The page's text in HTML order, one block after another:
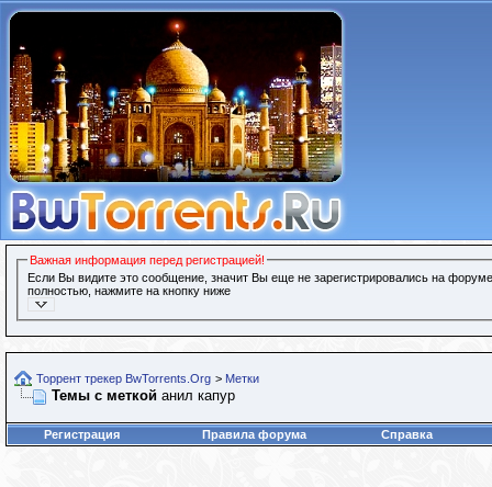
Важная информация перед регистрацией!
Если Вы видите это сообщение, значит Вы еще не зарегистрировались на
полностью, нажмите на кнопку ниже
Торрент трекер BwTorrents.Org > Метки
Темы с меткой анил капур
Регистрация Правила форума Справка